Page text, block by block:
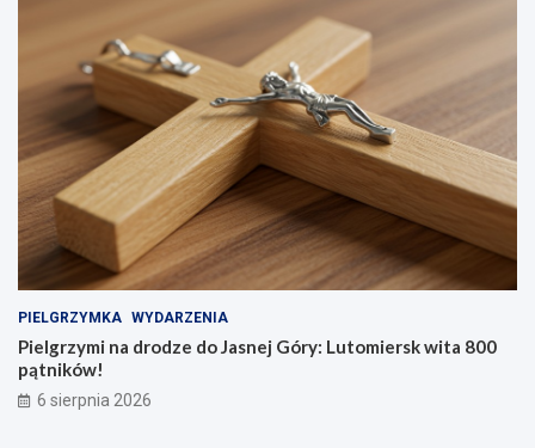
PIELGRZYMKA WYDARZENIA
Pielgrzymi na drodze do Jasnej Góry: Lutomiersk wita 800
pątników!
6 sierpnia 2026